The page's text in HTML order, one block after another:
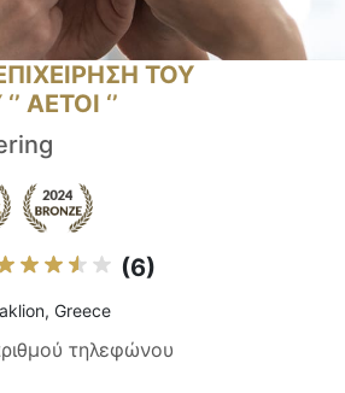
ΤΟΥ
ΑΕΤΟΙ ‘’
(6)
Greece
τηλεφώνου